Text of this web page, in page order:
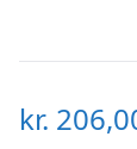
kr.